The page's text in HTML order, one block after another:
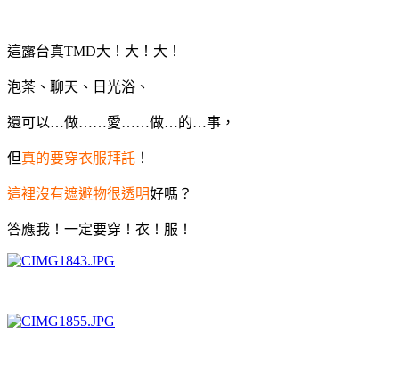
這露台真TMD大！大！大！
泡茶、聊天、日光浴、
還可以…做……愛……做…的…事，
但真的要穿衣服拜託 ！
這裡沒有遮避物很透明好嗎？
答應我！一定要穿！衣！服！